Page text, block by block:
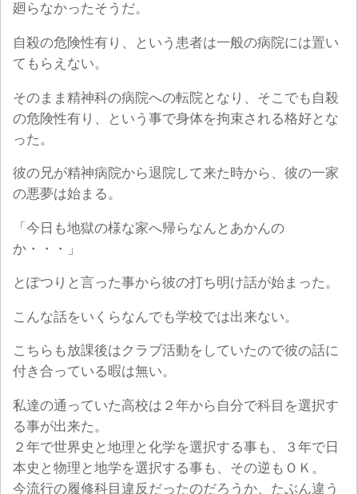
廻らなかったそうだ。
自殺の危険性有り、という患者は一般の病院には置い
てもらえない。
そのまま精神科の病院への転院となり、そこでも自殺
の危険性有り、という事で身体を拘束される格好とな
った。
彼の兄が精神病院から退院して来た時から、彼の一家
の悪夢は始まる。
「今日も地獄の様な家へ帰らなんとあかんの
か・・・」
とぽつりと言った事から彼の打ち明け話が始まった。
こんな話をいくらなんでも学校では出来ない。
こちらも放課後はクラブ活動をしていたので彼の話に
付き合っている暇は無い。
私達の通っていた高校は２年から自分で科目を選択す
る事が出来た。
２年で世界史と地理と化学を選択する事も、３年で日
本史と物理と地学を選択する事も、その逆もＯＫ。
今流行の履修科目違反だったのだろうか、たぶん違う